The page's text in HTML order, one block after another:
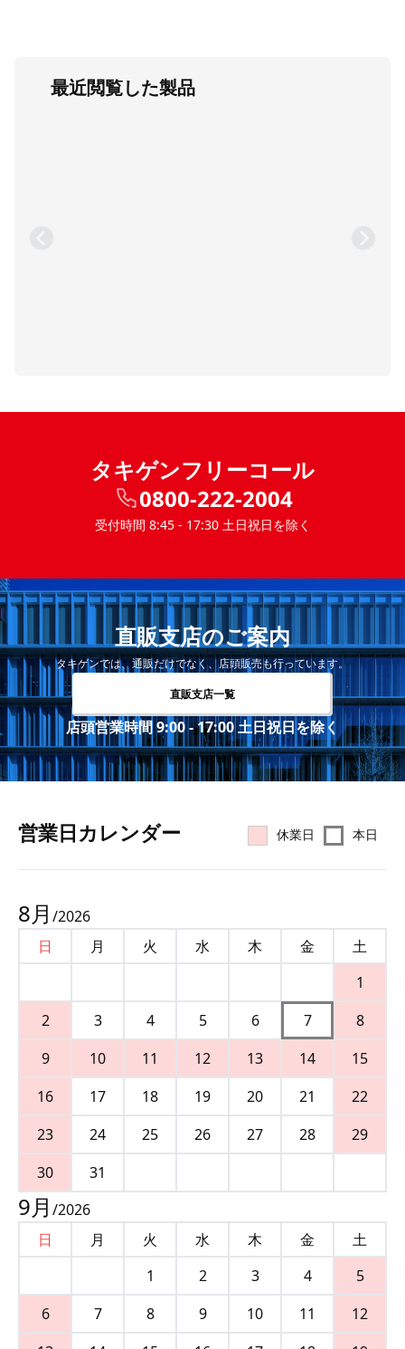
最近閲覧した製品
タキゲンフリーコール
0800-222-2004
受付時間 8:45 - 17:30 土日祝日を除く
直販支店のご案内
タキゲンでは、通販だけでなく、店頭販売も行っています。
直販支店一覧
店頭営業時間 9:00 - 17:00 土日祝日を除く
営業⽇カレンダー 休業日 本日
8月 /2026
日
月 火 水 木 金
土
1
2
3 4 5 6 7
8
9
10 11 12 13 14
15
16
17 18 19 20 21
22
23
24 25 26 27 28
29
30
31
9月 /2026
日
月 火 水 木 金
土
1
2 3 4
5
6
7 8 9 10 11
12